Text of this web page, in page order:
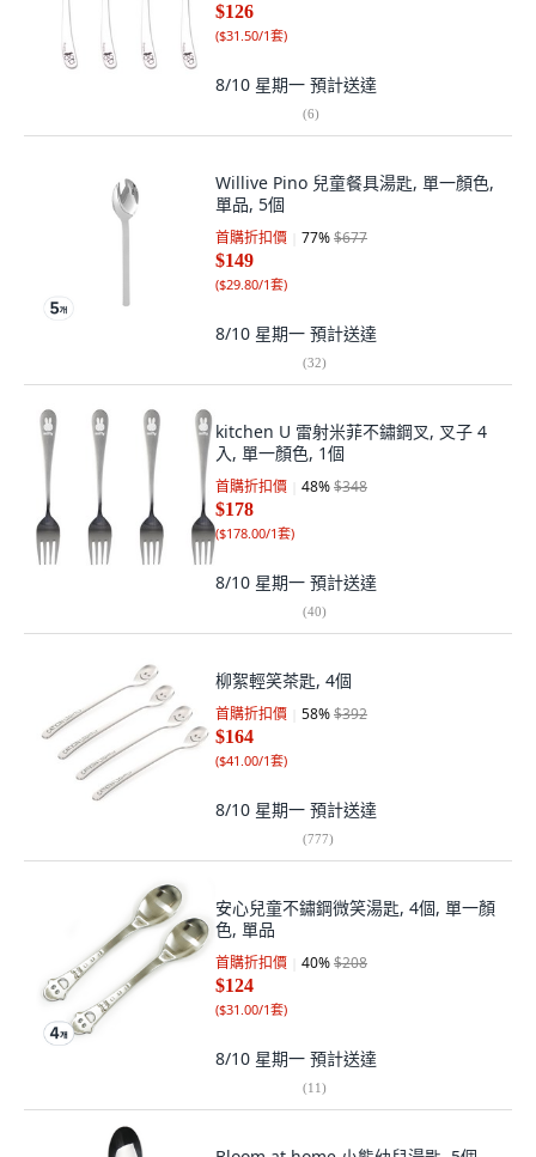
$126
($31.50/1套)
8/10 星期一 預計送達
(6)
Willive Pino 兒童餐具湯匙, 單一顏色,
單品, 5個
首購折扣價 77%$677
$149
($29.80/1套)
8/10 星期一 預計送達
(32)
kitchen U 雷射米菲不鏽鋼叉, 叉子 4
入, 單一顏色, 1個
首購折扣價 48%$348
$178
($178.00/1套)
8/10 星期一 預計送達
(40)
柳絮輕笑茶匙, 4個
首購折扣價 58%$392
$164
($41.00/1套)
8/10 星期一 預計送達
(777)
安心兒童不鏽鋼微笑湯匙, 4個, 單一顏
色, 單品
首購折扣價 40%$208
$124
($31.00/1套)
8/10 星期一 預計送達
(11)